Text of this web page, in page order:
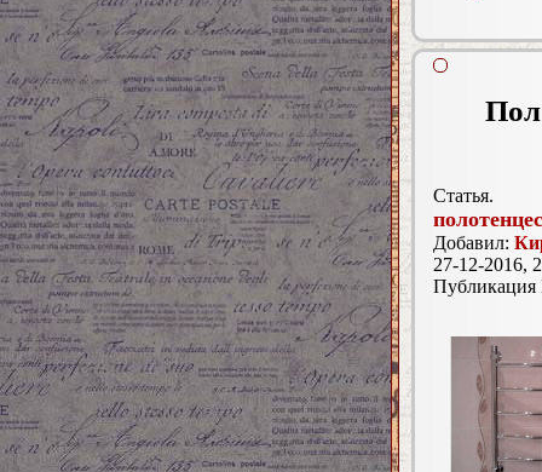
Статья.
Добавил:
27-12-2016,